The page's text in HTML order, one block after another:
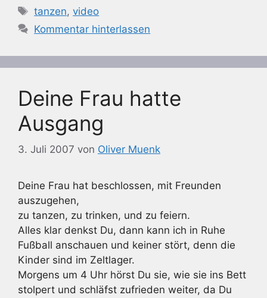
Schlagwörter
tanzen,video
Kommentar hinterlassen
Deine Frau hatte
Ausgang
3. Juli 2007 von Oliver Muenk
Deine Frau hat beschlossen, mit Freunden
auszugehen,
zu tanzen, zu trinken, und zu feiern.
Alles klar denkst Du, dann kann ich in Ruhe
Fußball anschauen und keiner stört, denn die
Kinder sind im Zeltlager.
Morgens um 4 Uhr hörst Du sie, wie sie ins Bett
stolpert und schläfst zufrieden weiter, da Du